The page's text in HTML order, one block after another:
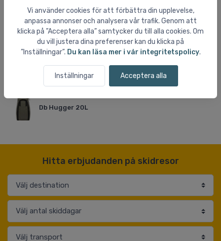
Vi använder cookies för att förbättra din upplevelse,
anpassa annonser och analysera vår trafik. Genom att
klicka på ”Acceptera alla” samtycker du till alla cookies. Om
du vill justera dina preferenser kan du klicka på
”Inställningar”. Du kan läsa mer i vår integritetspolicy.
Inställningar Acceptera alla
Cairn Eon Cykelhjälm
Nalgene Wide mouth sustain
Db Hugger 20L
Hitta erbjudanden på skidresor